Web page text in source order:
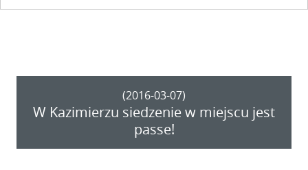
zgłoszeniu do 10 kwietnia – bezpłatny.
(2016-03-07)
W Kazimierzu siedzenie w miejscu jest
passe!